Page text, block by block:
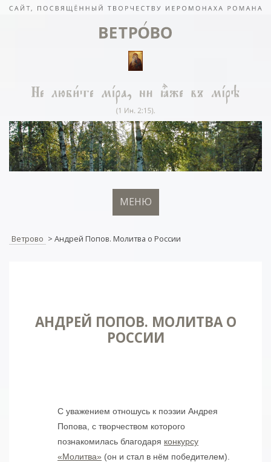
МЕНЮ
Ветрово > Андрей Попов. Молитва о России
АНДРЕЙ ПОПОВ. МОЛИТВА О
РОССИИ
С уважением отношусь к поэзии Андрея
Попова, с творчеством которого
познакомилась благодаря конкурсу
«Молитва» (он и стал в нём победителем).